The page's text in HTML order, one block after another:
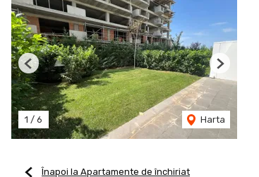
1 / 6 Harta
Previous Next
Înapoi la Apartamente de închiriat